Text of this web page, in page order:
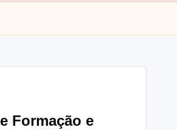
Formação e